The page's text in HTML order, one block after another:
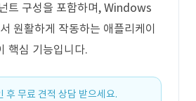
트 구성을 포함하며, Windows
원활하게 작동하는 애플리케이
핵심 기능입니다.
후 무료 견적 상담 받으세요.